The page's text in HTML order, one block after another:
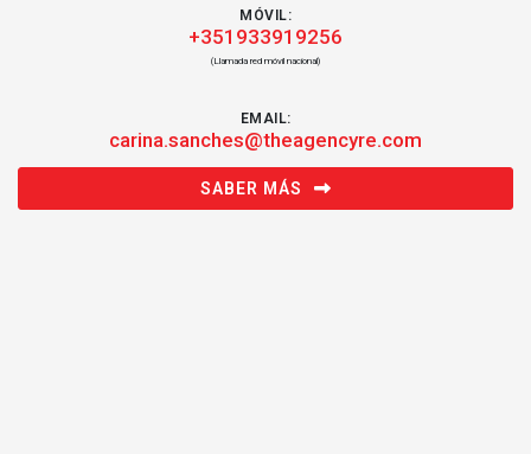
MÓVIL:
+351933919256
(Llamada red móvil nacional)
EMAIL:
carina.sanches@theagencyre.com
SABER MÁS